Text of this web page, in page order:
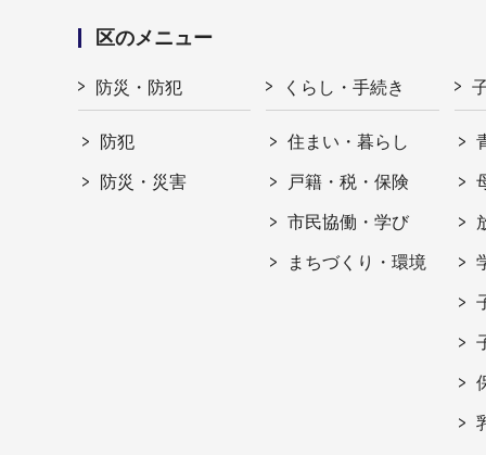
区のメニュー
防災・防犯
防犯
防災・災害
くらし・手続き
住まい・暮らし
戸籍・税・保険
市民協働・学び
まちづくり・環境